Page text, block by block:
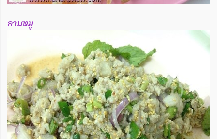
ลาบหมู